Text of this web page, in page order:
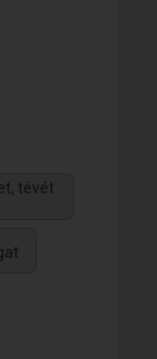
tévét